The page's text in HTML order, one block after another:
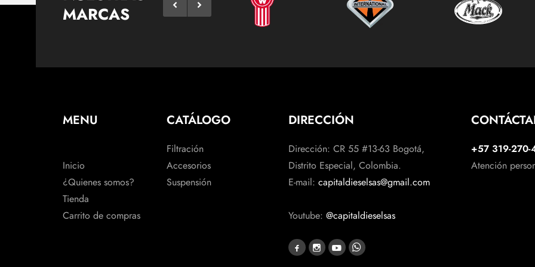
MARCAS
MENU
Inicio
¿Quienes somos?
Tienda
Carrito de compras
CATÁLOGO
Filtración
Accesorios
Suspensión
DIRECCIÓN
Dirección: CR 55 #13-63 Bogotá,
Distrito Especial, Colombia.
E-mail: capitaldieselsas@gmail.com
Youtube: @capitaldieselsas
+57 319-270-
Atención